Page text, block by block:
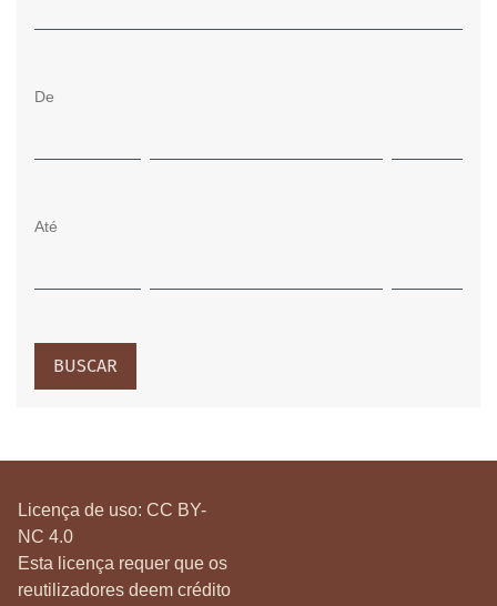
De
Até
BUSCAR
Licença de uso: CC BY-
NC 4.0
Esta licença requer que os
reutilizadores deem crédito